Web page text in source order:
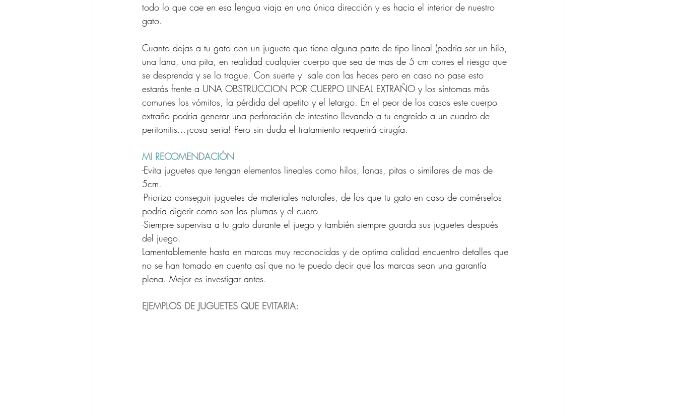
todo lo que cae en esa lengua viaja en una única dirección y es hacia el interior de nuestro
gato.
Cuanto dejas a tu gato con un juguete que tiene alguna parte de tipo lineal (podría ser un hilo,
una lana, una pita, en realidad cualquier cuerpo que sea de mas de 5 cm corres el riesgo que
se desprenda y se lo trague. Con suerte y  sale con las heces pero en caso no pase esto
estarás frente a UNA OBSTRUCCION POR CUERPO LINEAL EXTRAÑO y los síntomas más
comunes los vómitos, la pérdida del apetito y el letargo. En el peor de los casos este cuerpo
extraño podría generar una perforación de intestino llevando a tu engreído a un cuadro de
peritonitis...¡cosa seria! Pero sin duda el tratamiento requerirá cirugía.
MI RECOMENDACIÓN
-Evita juguetes que tengan elementos lineales como hilos, lanas, pitas o similares de mas de
5cm.
-Prioriza conseguir juguetes de materiales naturales, de los que tu gato en caso de comérselos
podría digerir como son las plumas y el cuero
-Siempre supervisa a tu gato durante el juego y también siempre guarda sus juguetes después
del juego.
Lamentablemente hasta en marcas muy reconocidas y de optima calidad encuentro detalles que
no se han tomado en cuenta así que no te puedo decir que las marcas sean una garantía
plena. Mejor es investigar antes.
EJEMPLOS DE JUGUETES QUE EVITARIA: